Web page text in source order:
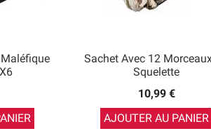
Sachet Avec 12
Squelette
10,99 €
AJOUTER AU PANIER